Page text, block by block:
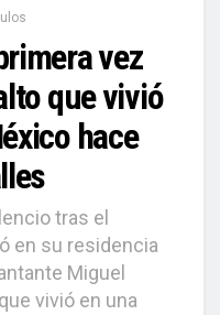
vez
que vivió
hace
tras el
en su residencia
Miguel
vivió en una